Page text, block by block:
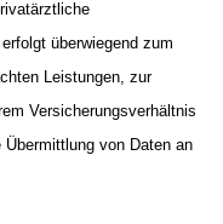
überwiegend zum
Leistungen, zur
Versicherungsverhältnis
von Daten an